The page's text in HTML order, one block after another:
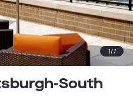
1/7
South